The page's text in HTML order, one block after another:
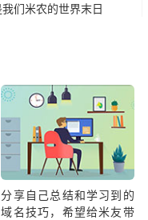
们米农的世界末日
分享自己总结和学习到的
域名技巧，希望给米友带